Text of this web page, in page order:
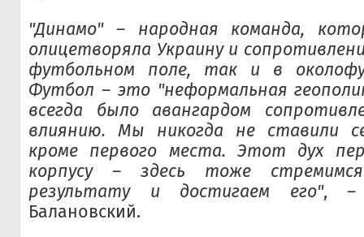
"Динамо" – народная команда,
олицетворяла Украину и
футбольном поле, так и в
Футбол – это "неформальная
всегда было авангардом
влиянию. Мы никогда не ставили
кроме первого места. Этот дух
корпусу – здесь тоже
результату и достигаем его", –
Балановский.